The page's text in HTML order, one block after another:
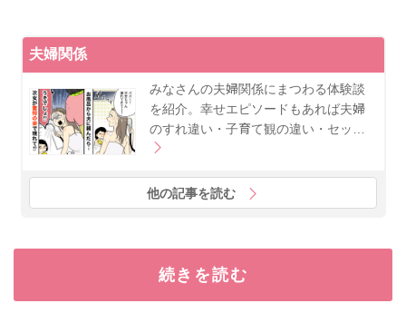
夫婦関係
みなさんの夫婦関係にまつわる体験談
を紹介。幸せエピソードもあれば夫婦
のすれ違い・子育て観の違い・セッ…
他の記事を読む
続きを読む